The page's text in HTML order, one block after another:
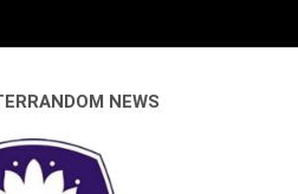
RANDOM NEWS